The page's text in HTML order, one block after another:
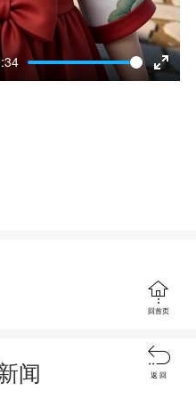
E
u
l
l
闻

回首页

返 回